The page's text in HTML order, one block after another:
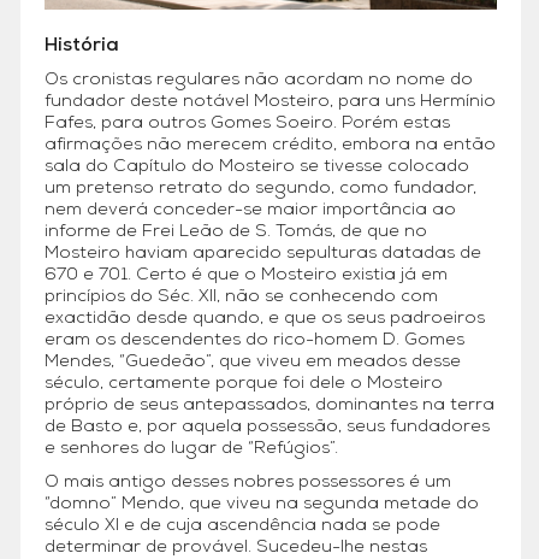
História
Os cronistas regulares não acordam no nome do
fundador deste notável Mosteiro, para uns Hermínio
Fafes, para outros Gomes Soeiro. Porém estas
afirmações não merecem crédito, embora na então
sala do Capítulo do Mosteiro se tivesse colocado
um pretenso retrato do segundo, como fundador,
nem deverá conceder-se maior importância ao
informe de Frei Leão de S. Tomás, de que no
Mosteiro haviam aparecido sepulturas datadas de
670 e 701. Certo é que o Mosteiro existia já em
princípios do Séc. XII, não se conhecendo com
exactidão desde quando, e que os seus padroeiros
eram os descendentes do rico-homem D. Gomes
Mendes, “Guedeão”, que viveu em meados desse
século, certamente porque foi dele o Mosteiro
próprio de seus antepassados, dominantes na terra
de Basto e, por aquela possessão, seus fundadores
e senhores do lugar de “Refúgios”.
O mais antigo desses nobres possessores é um
“domno” Mendo, que viveu na segunda metade do
século XI e de cuja ascendência nada se pode
determinar de provável. Sucedeu-lhe nestas